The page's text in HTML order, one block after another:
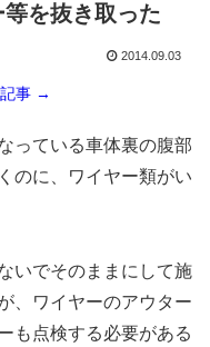
を抜き取った
2014.09.03
事 →
っている車体裏の腹部
のに、ワイヤー類がい
いでそのままにして施
、ワイヤーのアウター
も点検する必要がある